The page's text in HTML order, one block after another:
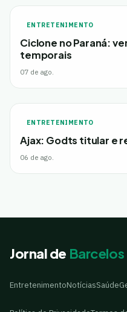
ENTRETENIMENTO
Ciclone no Paraná:
temporais
07 de ago.
ENTRETENIMENTO
Ajax: Godts titular e
06 de ago.
Jornal de Barcelos
EntretenimentoNotíciasSaúde